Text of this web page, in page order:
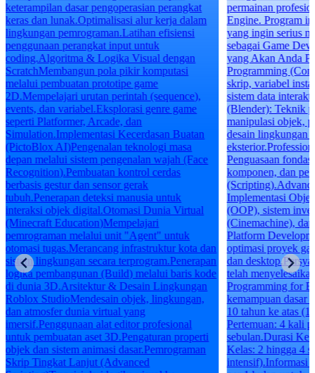
keterampilan dasar pengoperasian perangkat
keras dan lunak.Optimalisasi alur kerja dalam
lingkungan pemrograman.Latihan efisiensi
penggunaan perangkat input untuk
coding.Algoritma & Logika Visual dengan
ScratchMembangun pola pikir komputasi
melalui pembuatan prototipe game
2D.Mempelajari urutan perintah (sequence),
events, dan variabel.Eksplorasi genre game
seperti Platformer, Arcade, dan
Simulation.Implementasi Kecerdasan Buatan
(PictoBlox AI)Pengenalan teknologi masa
depan melalui sistem pengenalan wajah (Face
Recognition).Pembuatan kontrol cerdas
berbasis gestur dan sensor gerak
tubuh.Penerapan deteksi manusia untuk
interaksi objek digital.Otomasi Dunia Virtual
(Minecraft Education)Mempelajari
pemrograman melalui unit "Agent" untuk
otomasi tugas.Merancang infrastruktur kota dan
sistem lingkungan secara terprogram.Penerapan
logika pembangunan (Build) melalui baris kode
di dunia 3D.Arsitektur & Desain Lingkungan
Roblox StudioMendesain objek, lingkungan,
dan atmosfer dunia virtual yang
imersif.Penggunaan alat editor profesional
untuk pembuatan aset 3D.Pengaturan properti
objek dan sistem animasi dasar.Pemrograman
Skrip Tingkat Lanjut (Advanced
permainan
Engine. Program
yang ingin serius
sebagai Game
yang Akan Anda
Programming
skrip, variabel
sistem data
(Blender): Teknik
manipulasi objek,
desain lingkungan
Penguasaan
komponen, dan
Implementasi
(OOP), sistem
(Cinemachine),
Platform
optimasi proyek
dan
telah
Programming for
kemampuan dasar
10 tahun ke atas
Pertemuan: 4 kali
sebulan.Durasi
Kelas: 2 hingga 4
intensif).Informasi